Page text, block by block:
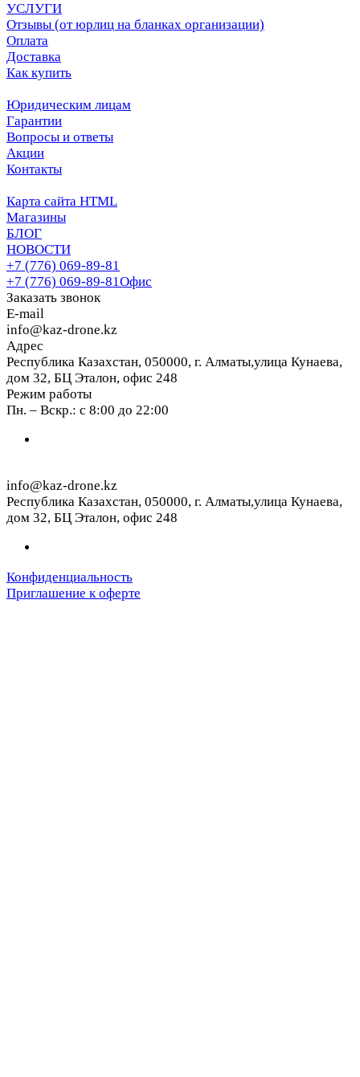
УСЛУГИ
Отзывы (от юрлиц на бланках организации)
Оплата
Доставка
Как купить
Юридическим лицам
Гарантии
Вопросы и ответы
Акции
Контакты
Карта сайта HTML
Магазины
БЛОГ
НОВОСТИ
+7 (776) 069-89-81
+7 (776) 069-89-81Офис
Заказать звонок
E-mail
info@kaz-drone.kz
Адрес
Республика Казахстан, 050000, г. Алматы,улица Кунаева,
дом 32, БЦ Эталон, офис 248
Режим работы
Пн. – Вскр.: с 8:00 до 22:00
info@kaz-drone.kz
Республика Казахстан, 050000, г. Алматы,улица Кунаева,
дом 32, БЦ Эталон, офис 248
Конфиденциальность
Приглашение к оферте